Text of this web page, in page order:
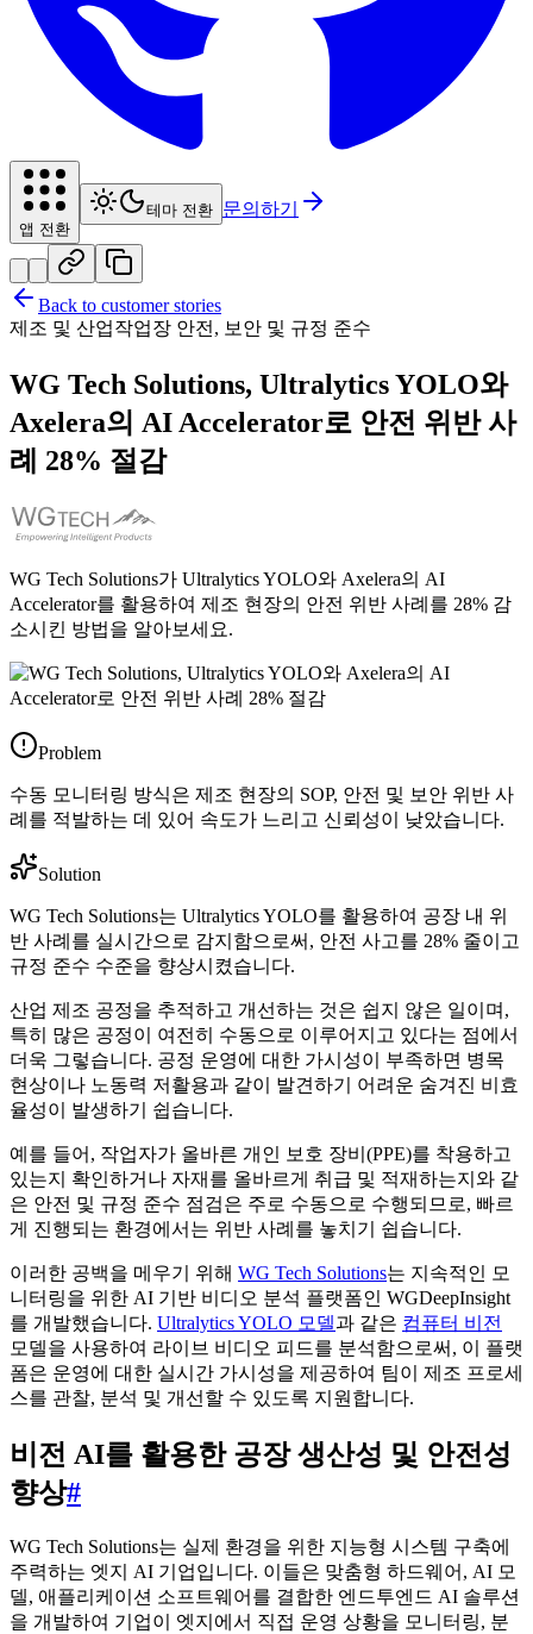
앱 전환
테마 전환 문의하기
Back to customer stories
제조 및 산업작업장 안전, 보안 및 규정 준수
WG Tech Solutions, Ultralytics YOLO와
Axelera의 AI Accelerator로 안전 위반 사
례 28% 절감
WG Tech Solutions가 Ultralytics YOLO와 Axelera의 AI
Accelerator를 활용하여 제조 현장의 안전 위반 사례를 28% 감
소시킨 방법을 알아보세요.
Problem
수동 모니터링 방식은 제조 현장의 SOP, 안전 및 보안 위반 사
례를 적발하는 데 있어 속도가 느리고 신뢰성이 낮았습니다.
Solution
WG Tech Solutions는 Ultralytics YOLO를 활용하여 공장 내 위
반 사례를 실시간으로 감지함으로써, 안전 사고를 28% 줄이고
규정 준수 수준을 향상시켰습니다.
산업 제조 공정을 추적하고 개선하는 것은 쉽지 않은 일이며,
특히 많은 공정이 여전히 수동으로 이루어지고 있다는 점에서
더욱 그렇습니다. 공정 운영에 대한 가시성이 부족하면 병목
현상이나 노동력 저활용과 같이 발견하기 어려운 숨겨진 비효
율성이 발생하기 쉽습니다.
예를 들어, 작업자가 올바른 개인 보호 장비(PPE)를 착용하고
있는지 확인하거나 자재를 올바르게 취급 및 적재하는지와 같
은 안전 및 규정 준수 점검은 주로 수동으로 수행되므로, 빠르
게 진행되는 환경에서는 위반 사례를 놓치기 쉽습니다.
이러한 공백을 메우기 위해 WG Tech Solutions는 지속적인 모
니터링을 위한 AI 기반 비디오 분석 플랫폼인 WGDeepInsight
를 개발했습니다. Ultralytics YOLO 모델과 같은 컴퓨터 비전
모델을 사용하여 라이브 비디오 피드를 분석함으로써, 이 플랫
폼은 운영에 대한 실시간 가시성을 제공하여 팀이 제조 프로세
스를 관찰, 분석 및 개선할 수 있도록 지원합니다.
비전 AI를 활용한 공장 생산성 및 안전성
향상#
WG Tech Solutions는 실제 환경을 위한 지능형 시스템 구축에
주력하는 엣지 AI 기업입니다. 이들은 맞춤형 하드웨어, AI 모
델, 애플리케이션 소프트웨어를 결합한 엔드투엔드 AI 솔루션
을 개발하여 기업이 엣지에서 직접 운영 상황을 모니터링, 분